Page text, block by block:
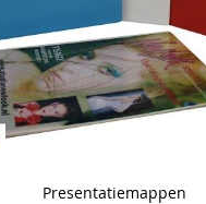
Presentatiemappen